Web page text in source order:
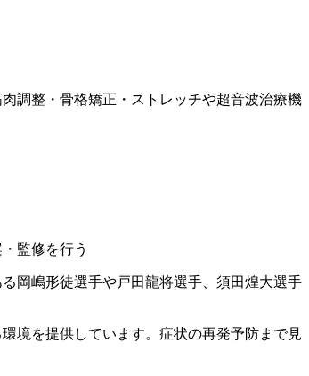
調整・骨格矯正・ストレッチや超音波治療機
監修を行う
岡嶋形徒選手や戸田龍将選手、須田煌大選手
境を提供しています。症状の再発予防まで見